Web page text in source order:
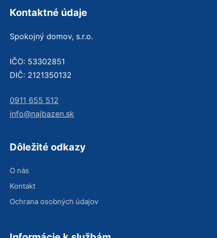
Kontaktné údaje
Spokojný domov, s.r.o.
IČO: 53302851
DIČ: 2121350132
0911 655 512
info@najbazen.sk
Dôležité odkazy
O nás
Kontakt
Ochrana osobných údajov